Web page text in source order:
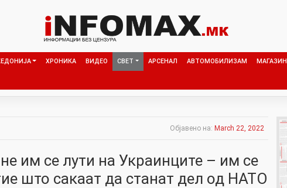
ХРОНИКА ВИДЕО СВЕТ АРСЕНАЛ АВТОМОБИЛИЗАМ МАГАЗИН
Објавено на: March 22, 2022
им се лути на Украинците – им се
што сакаат да станат дел од НАТО